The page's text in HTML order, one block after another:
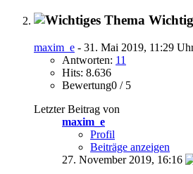
maxim_e - 31. Mai 2019, 11:29
Antworten: 11
Hits: 8.636
Bewertung0 / 5
Letzter Beitrag von
maxim_e
Profil
Beiträge anzeigen
27. November 2019, 16:16